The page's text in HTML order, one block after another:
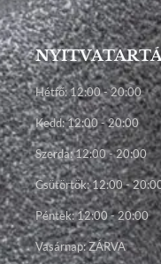
Hétfő: 12:00 - 20:00
Kedd: 12:00 - 20:00
Szerda: 12:00 - 20:00
Csütörtök: 12:00 -
Péntek: 12:00 - 20:00
Vasárnap: ZÁRVA